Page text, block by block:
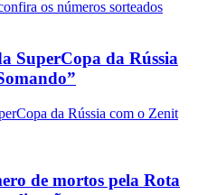
SuperCopa da Rússia
de mortos pela Rota